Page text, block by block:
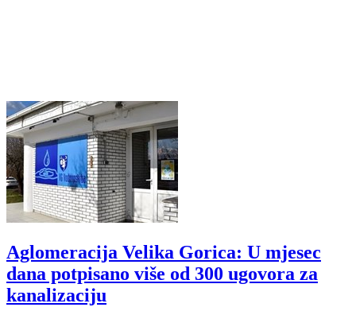
Aglomeracija Velika Gorica: U mjesec
dana potpisano više od 300 ugovora za
kanalizaciju